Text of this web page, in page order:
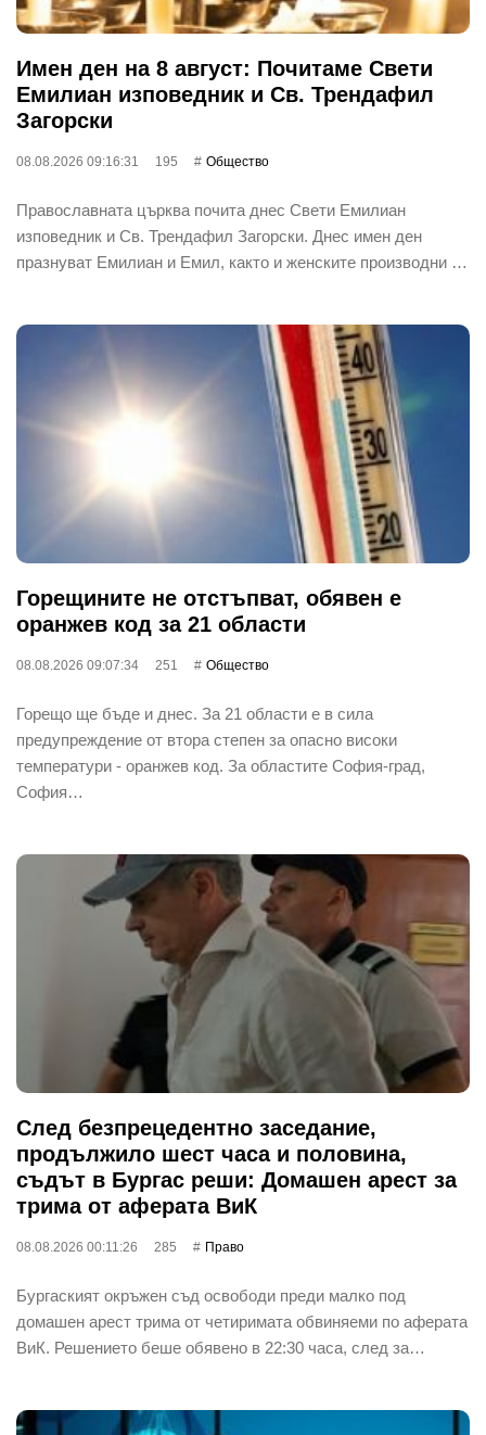
Имен ден на 8 август: Почитаме Свети
Емилиан изповедник и Св. Трендафил
Загорски
08.08.2026 09:16:31 195 Общество
Православната църква почита днес Свети Емилиан
изповедник и Св. Трендафил Загорски. Днес имен ден
празнуват Емилиан и Емил, както и женските производни …
Горещините не отстъпват, обявен е
оранжев код за 21 области
08.08.2026 09:07:34 251 Общество
Горещо ще бъде и днес. За 21 области е в сила
предупреждение от втора степен за опасно високи
температури - оранжев код. За областите София-град,
София…
След безпрецедентно заседание,
продължило шест часа и половина,
съдът в Бургас реши: Домашен арест за
трима от аферата ВиК
08.08.2026 00:11:26 285 Право
Бургаският окръжен съд освободи преди малко под
домашен арест трима от четиримата обвиняеми по аферата
ВиК. Решението беше обявено в 22:30 часа, след за…